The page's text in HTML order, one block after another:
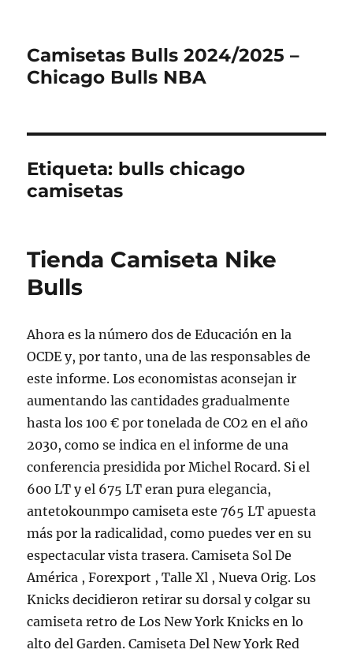
Camisetas Bulls 2024/2025 –
Chicago Bulls NBA
Etiqueta: bulls chicago
camisetas
Tienda Camiseta Nike
Bulls
Ahora es la número dos de Educación en la
OCDE y, por tanto, una de las responsables de
este informe. Los economistas aconsejan ir
aumentando las cantidades gradualmente
hasta los 100 € por tonelada de CO2 en el año
2030, como se indica en el informe de una
conferencia presidida por Michel Rocard. Si el
600 LT y el 675 LT eran pura elegancia,
antetokounmpo camiseta este 765 LT apuesta
más por la radicalidad, como puedes ver en su
espectacular vista trasera. Camiseta Sol De
América , Forexport , Talle Xl , Nueva Orig. Los
Knicks decidieron retirar su dorsal y colgar su
camiseta retro de Los New York Knicks en lo
alto del Garden. Camiseta Del New York Red